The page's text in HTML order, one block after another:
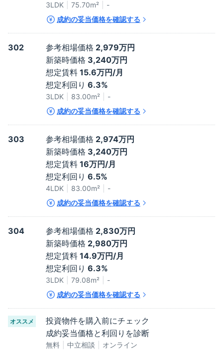
3LDK 75.70m²
-
成約の妥当価格を確認する
302 参考相場価格 2,979万円
新築時価格 3,240万円
想定賃料 15.6万円/月
想定利回り 6.3%
3LDK 83.00m²
-
成約の妥当価格を確認する
303 参考相場価格 2,974万円
新築時価格 3,240万円
想定賃料 16万円/月
想定利回り 6.5%
4LDK 83.00m²
-
成約の妥当価格を確認する
304 参考相場価格 2,830万円
新築時価格 2,980万円
想定賃料 14.9万円/月
想定利回り 6.3%
3LDK 79.08m²
-
成約の妥当価格を確認する
オススメ
投資物件を購入前にチェック
成約妥当価格と利回りを診断
無料 中立相談
オンライン